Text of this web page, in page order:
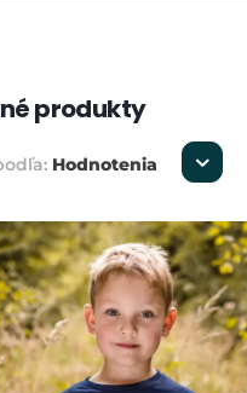
produkty
Hodnotenia